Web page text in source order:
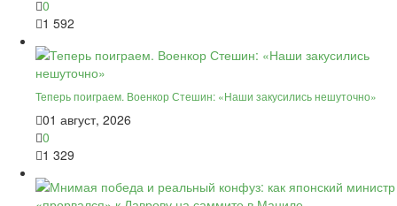
0
1 592
Теперь поиграем. Военкор Стешин: «Наши закусились нешуточно»
01 август, 2026
0
1 329